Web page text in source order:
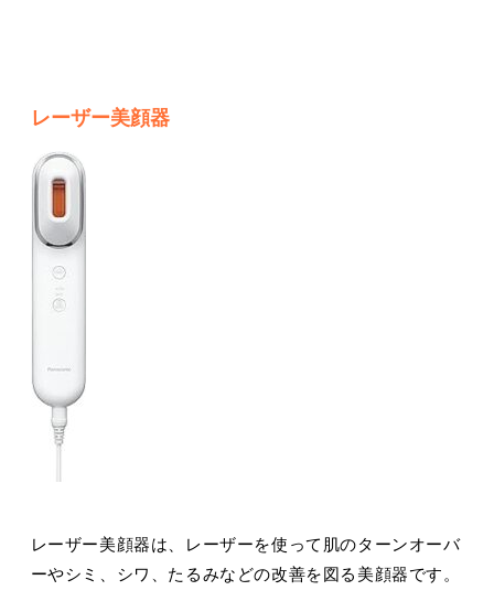
レーザー美顔器
レーザー美顔器は、レーザーを使って肌のターンオーバ
ーやシミ、シワ、たるみなどの改善を図る美顔器です。